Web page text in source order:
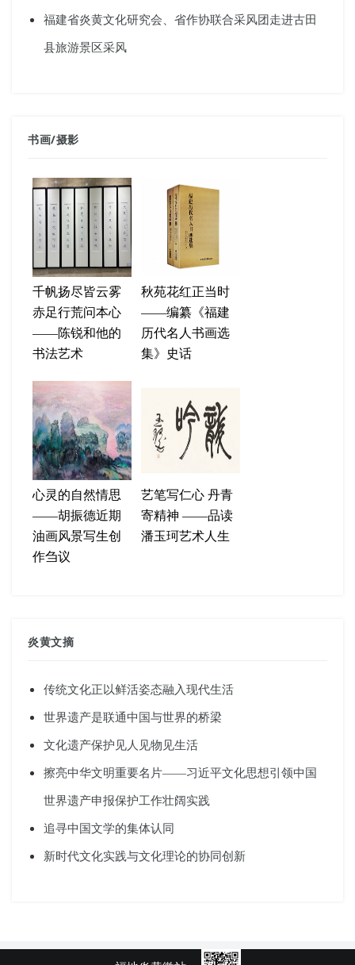
福建省炎黄文化研究会、省作协联合采风团走进古田
县旅游景区采风
书画/摄影
千帆扬尽皆云雾
赤足行荒问本心
——陈锐和他的
书法艺术
秋苑花红正当时
——编纂《福建
历代名人书画选
集》史话
心灵的自然情思
——胡振德近期
油画风景写生创
作刍议
艺笔写仁心 丹青
寄精神 ——品读
潘玉珂艺术人生
炎黄文摘
传统文化正以鲜活姿态融入现代生活
世界遗产是联通中国与世界的桥梁
文化遗产保护见人见物见生活
擦亮中华文明重要名片——习近平文化思想引领中国
世界遗产申报保护工作壮阔实践
追寻中国文学的集体认同
新时代文化实践与文化理论的协同创新